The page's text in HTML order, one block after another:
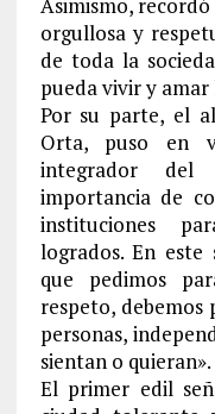
Asimismo,
orgullosa y
de toda la
pueda vivir y
Por su parte, el
Orta, puso en
integrador
importancia de
instituciones
logrados. En
que pedimos
respeto,
personas,
sientan o quieran».
El primer edil